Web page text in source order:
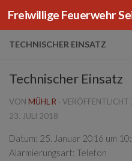
Zum Inhalt springen
Freiwillige Feuerwehr
TECHNISCHER EINSATZ
Technischer Einsatz
VON MÜHL R · VERÖFFENTLICHT
23. JULI 2018
Datum: 25. Januar 2016 um
Alarmierungsart: Telefon